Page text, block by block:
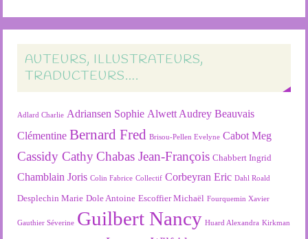
AUTEURS, ILLUSTRATEURS,
TRADUCTEURS….
Adlard Charlie Adriansen Sophie Alwett Audrey Beauvais
Clémentine Bernard Fred Brisou-Pellen Evelyne Cabot Meg
Cassidy Cathy Chabas Jean-François Chabbert Ingrid
Chamblain Joris Colin Fabrice Collectif Corbeyran Eric Dahl Roald
Desplechin Marie Dole Antoine Escoffier Michaël Fourquemin Xavier
Gauthier Séverine Guilbert Nancy Huard Alexandra Kirkman